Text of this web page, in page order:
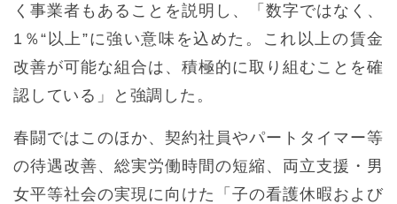
く事業者もあることを説明し、「数字ではなく、
1％“以上”に強い意味を込めた。これ以上の賃金
改善が可能な組合は、積極的に取り組むことを確
認している」と強調した。
春闘ではこのほか、契約社員やパートタイマー等
の待遇改善、総実労働時間の短縮、両立支援・男
女平等社会の実現に向けた「子の看護休暇および